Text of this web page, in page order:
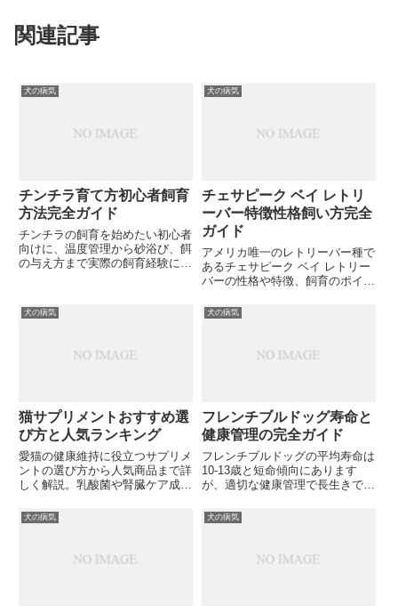
関連記事
犬の病気
チンチラ育て方初心者飼育
方法完全ガイド
チンチラの飼育を始めたい初心者
向けに、温度管理から砂浴び、餌
の与え方まで実際の飼育経験に基
知りたい方は必見です。
犬の病気
チェサピーク ベイ レトリ
ーバー特徴性格飼い方完全
ガイド
アメリカ唯一のレトリーバー種で
あるチェサピーク ベイ レトリー
バーの性格や特徴、飼育のポイン
最適なパートナーとなるでしょう
犬の病気
猫サプリメントおすすめ選
び方と人気ランキング
愛猫の健康維持に役立つサプリメ
ントの選び方から人気商品まで詳
しく解説。乳酸菌や腎臓ケア成分
って、あなたの愛猫に最適なサプ
リメントを見つけませんか？
犬の病気
フレンチブルドッグ寿命と
健康管理の完全ガイド
フレンチブルドッグの平均寿命は
10-13歳と短命傾向にあります
が、適切な健康管理で長生きでき
温度管理など愛犬を長生きさせる
秘訣とは？
犬の病気 犬の病気